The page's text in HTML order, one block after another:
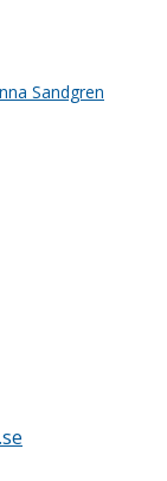
Sandgren